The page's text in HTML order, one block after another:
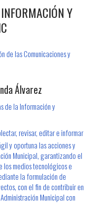
Y
de las Comunicaciones y
Álvarez
de la Información y
revisar, editar e informar
y oportuna las acciones y
Municipal, garantizando el
los medios tecnológicos e
la formulación de
con el fin de contribuir en
Municipal con